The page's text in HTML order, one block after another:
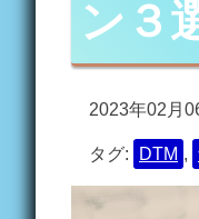
ン３
2023年02月
タグ: DTM ,